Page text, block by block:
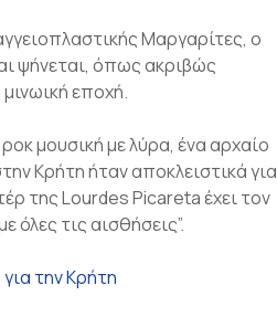
Μαργαρίτες, ο
ψήνεται, όπως ακριβώς
εποχή.
μουσική με λύρα, ένα αρχαίο
Κρήτη ήταν αποκλειστικά για
της Lourdes Picareta έχει τον
όλες τις αισθήσεις”.
την Κρήτη